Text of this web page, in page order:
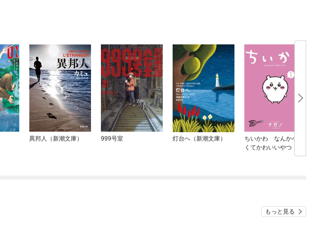
異邦人（新潮文庫） 999号室 灯台へ（新潮文庫）
ちいかわ なんか小さ
くてかわいいやつ
もっと見る